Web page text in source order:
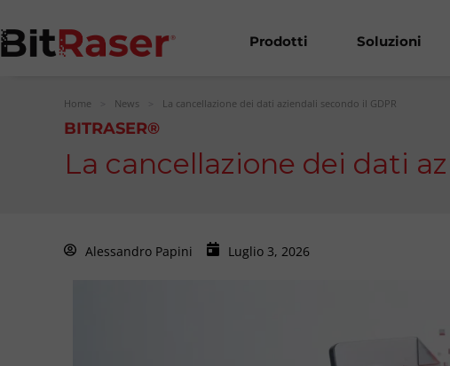
Prodotti Soluzioni
Home News La cancellazione dei dati aziendali secondo il GDPR
BITRASER®
La cancellazione dei dati
Alessandro Papini Luglio 3, 2026